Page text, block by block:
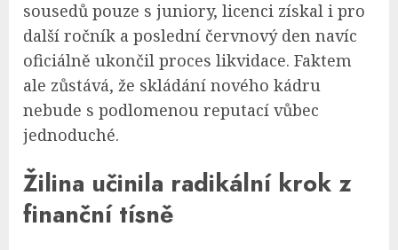
sousedů pouze s juniory, licenci získal i pro
další ročník a poslední červnový den navíc
oficiálně ukončil proces likvidace. Faktem
ale zůstává, že skládání nového kádru
nebude s podlomenou reputací vůbec
jednoduché.
Žilina učinila radikální krok z
finanční tísně